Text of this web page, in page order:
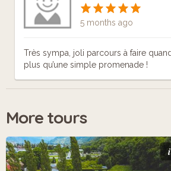
5 months ago
Très sympa, joli parcours à faire
plus qu’une simple promenade !
More tours
i